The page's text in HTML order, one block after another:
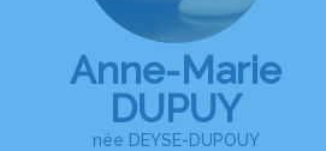
Anne-Marie
DUPUY
née DEYSE-DUPOUY